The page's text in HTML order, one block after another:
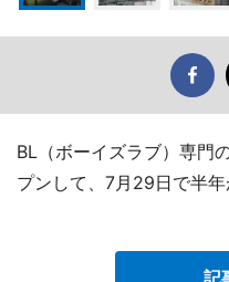
BL（ボーイズラブ）専門
プンして、7月29日で半年
記